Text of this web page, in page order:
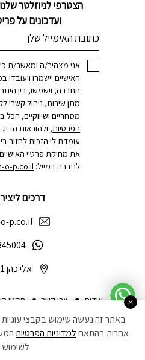
הצטרפי לניוזלטר
ועדכונים על
אני מצהיר/ה ומאשר/ת
האישיים יישמרו
החברה, וישמשו, בין
מתן שירות, ניהול קשרי
מסחריים ושיווקיים,
הפרטיות, ולהוראות
עומדת לי הזכות לחזור
את מחיקת פרטיי
לחברה במייל: o-p.co.il
אודות צרו קשר תקנון
הצהרת נגישות
מדיניות
דרכים
p.co.il
אלי כהן 21 אשקלון
אחרות בהתאםלמדיניות הפרטיות
לשימוש